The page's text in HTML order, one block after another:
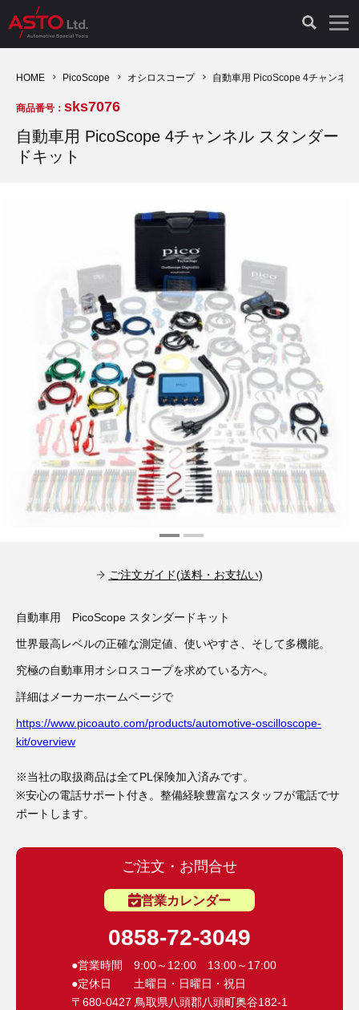
診断機（16）
キープログラマー（4）
オプション品（17）
TPMS（4）
その他（9）
診断テスター（10）
キープログラマー（20）
安定化電源ユニット（8）
バッテリーテスター（4）
古い車両用診断テスター（10）
バイク用診断テスター（7）
その他（20）
OTOFIX Powered by AUTEL（4）
HCB TOOLS（45）
AST TOOLS（51）
ドイツ車（211）
イタリア/フランス車（27）
イギリス車（23）
アメリカ車（15）
スウェーデン車（20）
日本車（7）
ホイールロック取り外しツール（6）
3D プリンターペン（8）
オシロスコープ（2）
オシロ関連商品（9）
その他（8）
ドイツ車（427）
イタリア/フランス車（145）
スウェーデン車（45）
日本車（40）
ロシア（8）
ブレーキキャリパーリペアキット（368）
ステアリングロックエミュレータ（28）
ライト関連（6）
現品修理（77）
リビルト品（58）
イモビライザーOFF（1）
その他（6）
オシロスコープ（10）
アクセサリー（13）
HOME PicoScope オシロスコープ 自動車用 PicoScope 4チャンネ
商品番号： sks7076
自動車用 PicoScope 4チャンネル スタンダー
ドキット
ご注文ガイド(送料・お支払い)
自動車用 PicoScope スタンダードキット
世界最高レベルの正確な測定値、使いやすさ、そして多機能。
究極の自動車用オシロスコープを求めている方へ。
詳細はメーカーホームページで
https://www.picoauto.com/products/automotive-oscilloscope-
kit/overview
※当社の取扱商品は全てPL保険加入済みです。
※安心の電話サポート付き。整備経験豊富なスタッフが電話でサ
ポートします。
ご注文・お問合せ
営業カレンダー
0858-72-3049
●営業時間 9:00～12:00 13:00～17:00
●定休日 土曜日・日曜日・祝日
〒680-0427 鳥取県八頭郡八頭町奥谷182-1